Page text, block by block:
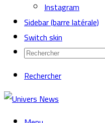
Instagram
Sidebar (barre latérale)
Switch skin
Rechercher